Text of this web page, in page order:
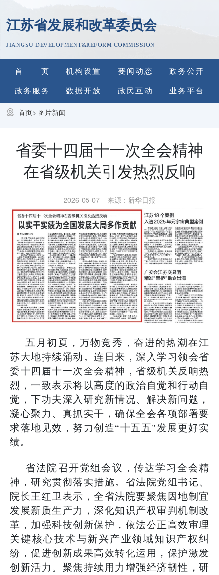
江苏省发展和改革委员会
JIANGSU DEVELOPMENT&REFORM COMMISSION
首 页 机构设置 要闻动态
政务公开
政务服务
数据开放 政民互动 业务平台
首页> 图片新闻
省委十四届十一次全会精神
在省级机关引发热烈反响
2026-05-07 来源： 新华日报
五月初夏，万物竞秀，奋进的热潮在江
苏大地持续涌动。连日来，深入学习领会省
委十四届十一次全会精神，省级机关反响热
烈，一致表示将以高度的政治自觉和行动自
觉，下功夫深入研究新情况、解决新问题，
凝心聚力、真抓实干，确保全会各项部署要
求落地见效，努力创造“十五五”发展更好实
绩。
省法院召开党组会议，传达学习全会精
神，研究贯彻落实措施。省法院党组书记、
院长王红卫表示，全省法院要聚焦因地制宜
发展新质生产力，深化知识产权审判机制改
革，加强科技创新保护，依法公正高效审理
关键核心技术与新兴产业领域知识产权纠
纷，促进创新成果高效转化运用，保护激发
创新活力。聚焦持续用力增强经济韧性，研